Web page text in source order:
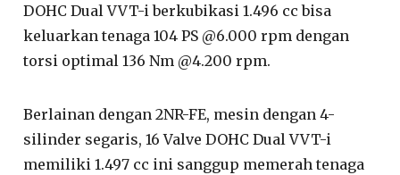
DOHC Dual VVT-i berkubikasi 1.496 cc bisa
keluarkan tenaga 104 PS @6.000 rpm dengan
torsi optimal 136 Nm @4.200 rpm.
Berlainan dengan 2NR-FE, mesin dengan 4-
silinder segaris, 16 Valve DOHC Dual VVT-i
memiliki 1.497 cc ini sanggup memerah tenaga